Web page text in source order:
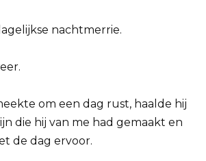
nachtmerrie.
om een ​​dag rust, haalde hij
die hij van me had gemaakt en
de dag ervoor.